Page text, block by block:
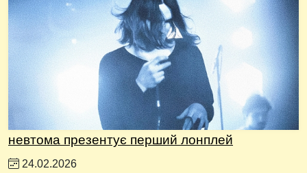
невтома презентує перший лонплей
24.02.2026